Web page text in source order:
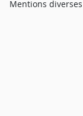
Mentions